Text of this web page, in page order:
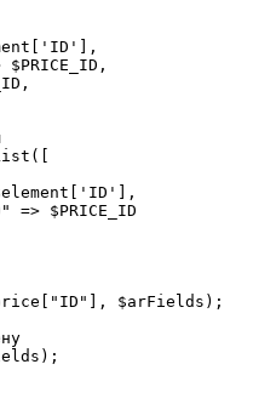
$PRICE_ID,
=> $PRICE_ID
$arFields);